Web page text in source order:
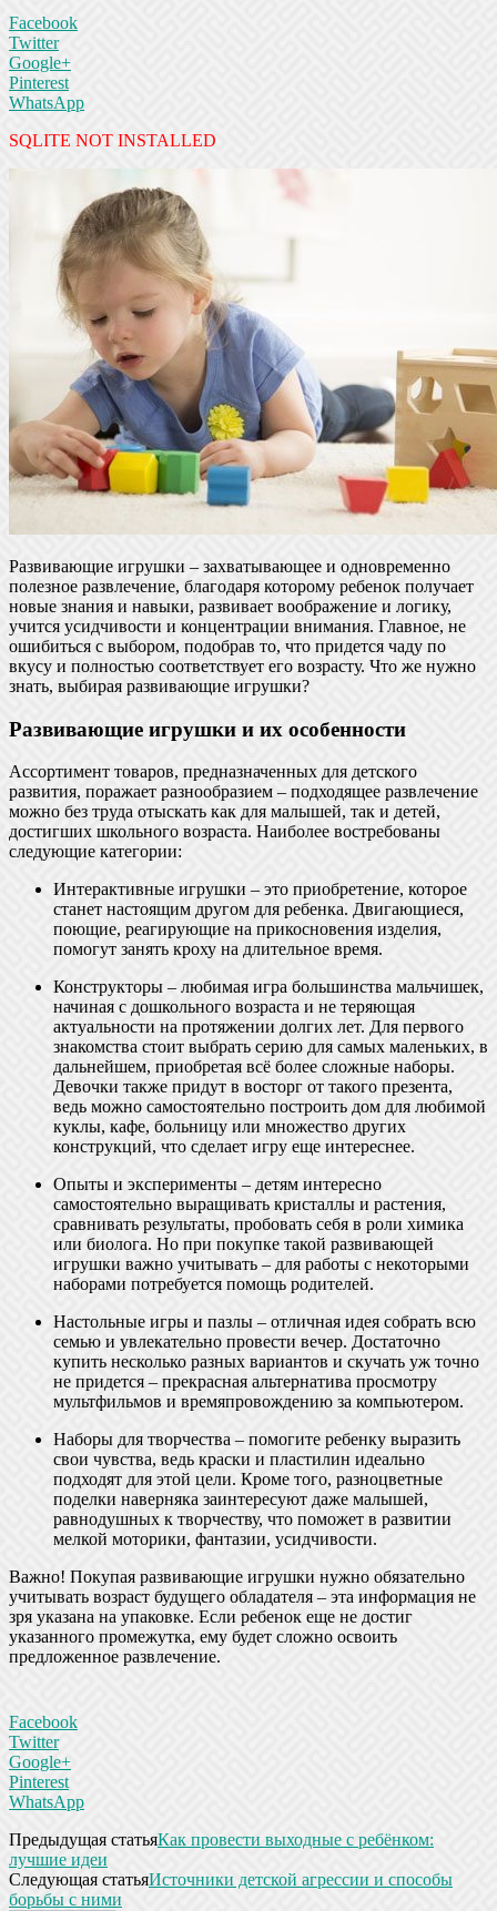
Facebook
Twitter
Google+
Pinterest
WhatsApp
SQLITE NOT INSTALLED
Развивающие игрушки – захватывающее и одновременно
полезное развлечение, благодаря которому ребенок получает
новые знания и навыки, развивает воображение и логику,
учится усидчивости и концентрации внимания. Главное, не
ошибиться с выбором, подобрав то, что придется чаду по
вкусу и полностью соответствует его возрасту. Что же нужно
знать, выбирая развивающие игрушки?
Развивающие игрушки и их особенности
Ассортимент товаров, предназначенных для детского
развития, поражает разнообразием – подходящее развлечение
можно без труда отыскать как для малышей, так и детей,
достигших школьного возраста. Наиболее востребованы
следующие категории:
Интерактивные игрушки – это приобретение, которое
станет настоящим другом для ребенка. Двигающиеся,
поющие, реагирующие на прикосновения изделия,
помогут занять кроху на длительное время.
Конструкторы – любимая игра большинства мальчишек,
начиная с дошкольного возраста и не теряющая
актуальности на протяжении долгих лет. Для первого
знакомства стоит выбрать серию для самых маленьких, в
дальнейшем, приобретая всё более сложные наборы.
Девочки также придут в восторг от такого презента,
ведь можно самостоятельно построить дом для любимой
куклы, кафе, больницу или множество других
конструкций, что сделает игру еще интереснее.
Опыты и эксперименты – детям интересно
самостоятельно выращивать кристаллы и растения,
сравнивать результаты, пробовать себя в роли химика
или биолога. Но при покупке такой развивающей
игрушки важно учитывать – для работы с некоторыми
наборами потребуется помощь родителей.
Настольные игры и пазлы – отличная идея собрать всю
семью и увлекательно провести вечер. Достаточно
купить несколько разных вариантов и скучать уж точно
не придется – прекрасная альтернатива просмотру
мультфильмов и времяпровождению за компьютером.
Наборы для творчества – помогите ребенку выразить
свои чувства, ведь краски и пластилин идеально
подходят для этой цели. Кроме того, разноцветные
поделки наверняка заинтересуют даже малышей,
равнодушных к творчеству, что поможет в развитии
мелкой моторики, фантазии, усидчивости.
Важно! Покупая развивающие игрушки нужно обязательно
учитывать возраст будущего обладателя – эта информация не
зря указана на упаковке. Если ребенок еще не достиг
указанного промежутка, ему будет сложно освоить
предложенное развлечение.
Facebook
Twitter
Google+
Pinterest
WhatsApp
Предыдущая статьяКак провести выходные с ребёнком:
лучшие идеи
Следующая статьяИсточники детской агрессии и способы
борьбы с ними